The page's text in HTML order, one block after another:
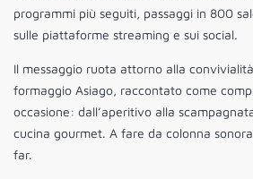
programmi più seguiti, passaggi in 800
sulle piattaforme streaming e sui social.
Il messaggio ruota attorno alla
formaggio Asiago, raccontato come
occasione: dall’aperitivo alla
cucina gourmet. A fare da colonna
far.